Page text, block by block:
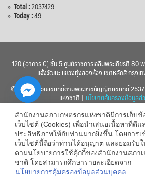
» Total :2037429
» Today :49
120 (อาคาร C) ชั้น 5 ศูนย์ราชการเฉลิมพระเกียรติ 80
แจ้งวัฒนะ แขวงทุ่งสองห้อง เขตหลักสี่ กรุงเ
© 2560 สงวนลิขสิทธิ์ตามพระราชบัญญัติลิขสิทธิ์ 2537
แห่งชาติ | นโยบายคุ้มครองข้อมูลส่
สำนักงานสภาเกษตรกรแห่งชาติมีการเก็บ
เว็บไซต์ (Cookies) เพื่อนำเสนอเนื้อหาที่ดีแ
ประสิทธิภาพให้กับท่านมากยิ่งขึ้น โดยการเ
เว็บไซต์นี้ถือว่าท่านได้อนุญาต และยอมรับใ
ตามนโยบายการใช้คุ้กกี้ของสำนักงานสภาเ
ชาติ โดยสามารถศึกษารายละเอียดจาก
นโยบายการคุ้มครองข้อมูลส่วนบุคคล
Hide
chaty